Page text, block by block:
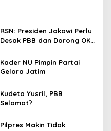
RSN: Presiden Jokowi Perlu
Desak PBB dan Dorong OKI
Kader NU Pimpin Partai
Gelora Jatim
Kudeta Yusril, PBB
Selamat?
Pilpres Makin Tidak